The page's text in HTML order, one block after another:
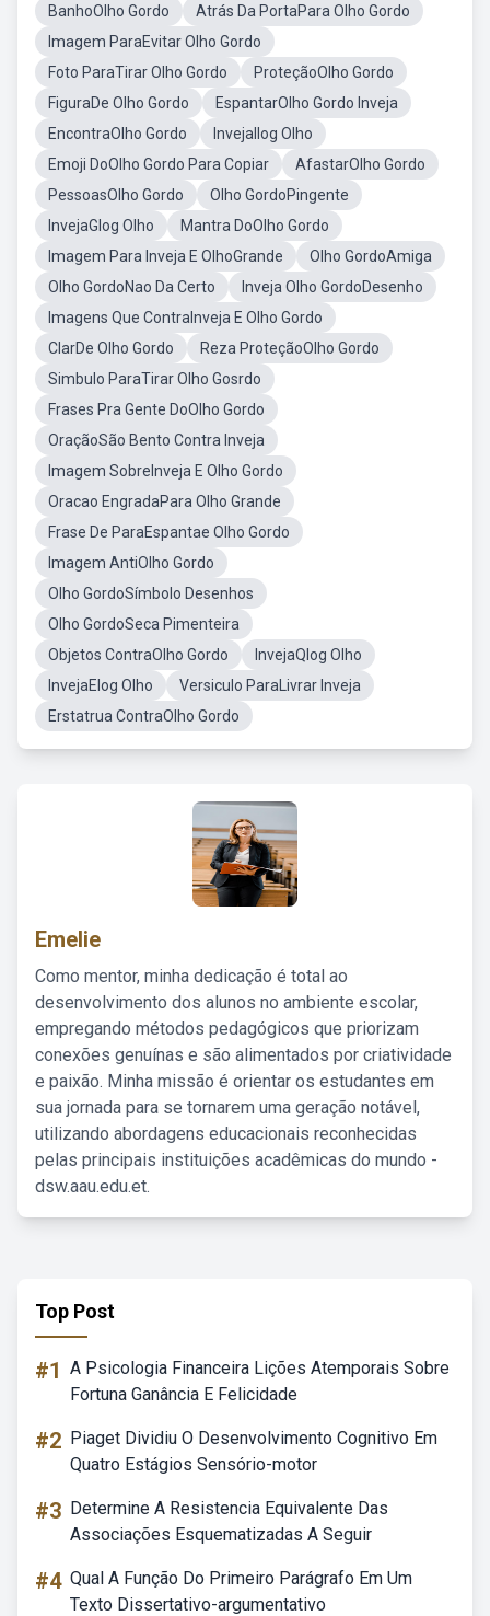
BanhoOlho Gordo
Atrás Da PortaPara Olho Gordo
Imagem ParaEvitar Olho Gordo
Foto ParaTirar Olho Gordo
ProteçãoOlho Gordo
FiguraDe Olho Gordo
EspantarOlho Gordo Inveja
EncontraOlho Gordo
InvejaIlog Olho
Emoji DoOlho Gordo Para Copiar
AfastarOlho Gordo
PessoasOlho Gordo
Olho GordoPingente
InvejaGlog Olho
Mantra DoOlho Gordo
Imagem Para Inveja E OlhoGrande
Olho GordoAmiga
Olho GordoNao Da Certo
Inveja Olho GordoDesenho
Imagens Que ContraInveja E Olho Gordo
ClarDe Olho Gordo
Reza ProteçãoOlho Gordo
Simbulo ParaTirar Olho Gosrdo
Frases Pra Gente DoOlho Gordo
OraçãoSão Bento Contra Inveja
Imagem SobreInveja E Olho Gordo
Oracao EngradaPara Olho Grande
Frase De ParaEspantae Olho Gordo
Imagem AntiOlho Gordo
Olho GordoSímbolo Desenhos
Olho GordoSeca Pimenteira
Objetos ContraOlho Gordo
InvejaQlog Olho
InvejaElog Olho
Versiculo ParaLivrar Inveja
Erstatrua ContraOlho Gordo
Emelie
Como mentor, minha dedicação é total ao
desenvolvimento dos alunos no ambiente escolar,
empregando métodos pedagógicos que priorizam
conexões genuínas e são alimentados por criatividade
e paixão. Minha missão é orientar os estudantes em
sua jornada para se tornarem uma geração notável,
utilizando abordagens educacionais reconhecidas
pelas principais instituições acadêmicas do mundo -
dsw.aau.edu.et.
Top Post
#1 A Psicologia Financeira Lições Atemporais Sobre
Fortuna Ganância E Felicidade
#2 Piaget Dividiu O Desenvolvimento Cognitivo Em
Quatro Estágios Sensório-motor
#3 Determine A Resistencia Equivalente Das
Associações Esquematizadas A Seguir
#4 Qual A Função Do Primeiro Parágrafo Em Um
Texto Dissertativo-argumentativo